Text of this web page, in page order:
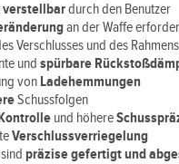
verstellbardurch den Benutzer
an der Waffe
Verschlusses und des Rahmens
undspürbare
von Ladehemmungen
Schussfolgen
und höhere
Verschlussverriegelung
präzise gefertigt und